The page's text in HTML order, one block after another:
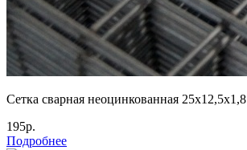
Сетка сварная неоцинкованная 25х12,5х1,8
195р.
Подробнее